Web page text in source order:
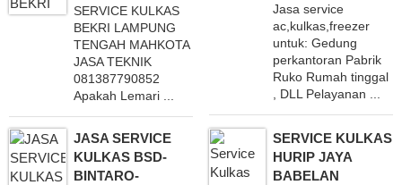
SERVICE KULKAS
BEKRI LAMPUNG
TENGAH MAHKOTA
JASA TEKNIK
081387790852
Apakah Lemari ...
Jasa service
ac,kulkas,freezer
untuk: Gedung
perkantoran Pabrik
Ruko Rumah tinggal
, DLL Pelayanan ...
JASA SERVICE
KULKAS BSD-
BINTARO-
SERVICE KULKAS
HURIP JAYA
BABELAN